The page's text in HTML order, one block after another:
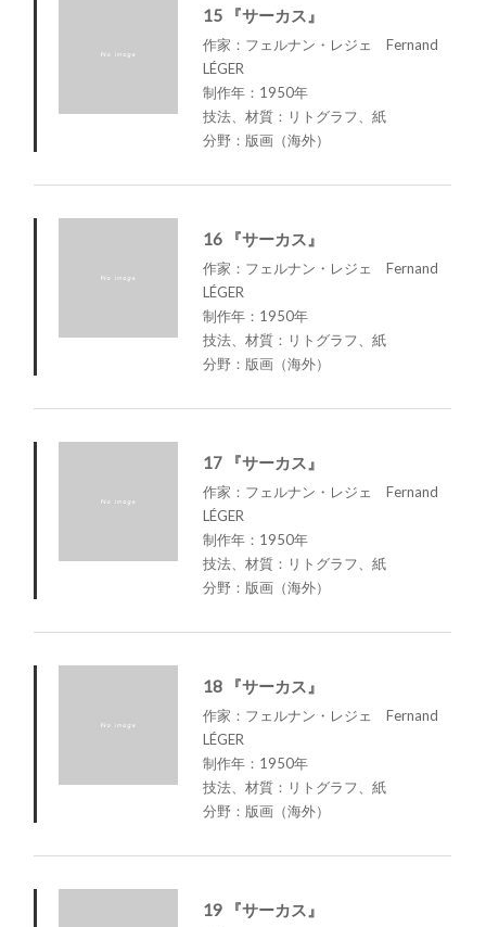
15 『サーカス』
作家：フェルナン・レジェ Fernand
LÉGER
制作年：1950年
技法、材質：リトグラフ、紙
分野：版画（海外）
16 『サーカス』
作家：フェルナン・レジェ Fernand
LÉGER
制作年：1950年
技法、材質：リトグラフ、紙
分野：版画（海外）
17 『サーカス』
作家：フェルナン・レジェ Fernand
LÉGER
制作年：1950年
技法、材質：リトグラフ、紙
分野：版画（海外）
18 『サーカス』
作家：フェルナン・レジェ Fernand
LÉGER
制作年：1950年
技法、材質：リトグラフ、紙
分野：版画（海外）
19 『サーカス』